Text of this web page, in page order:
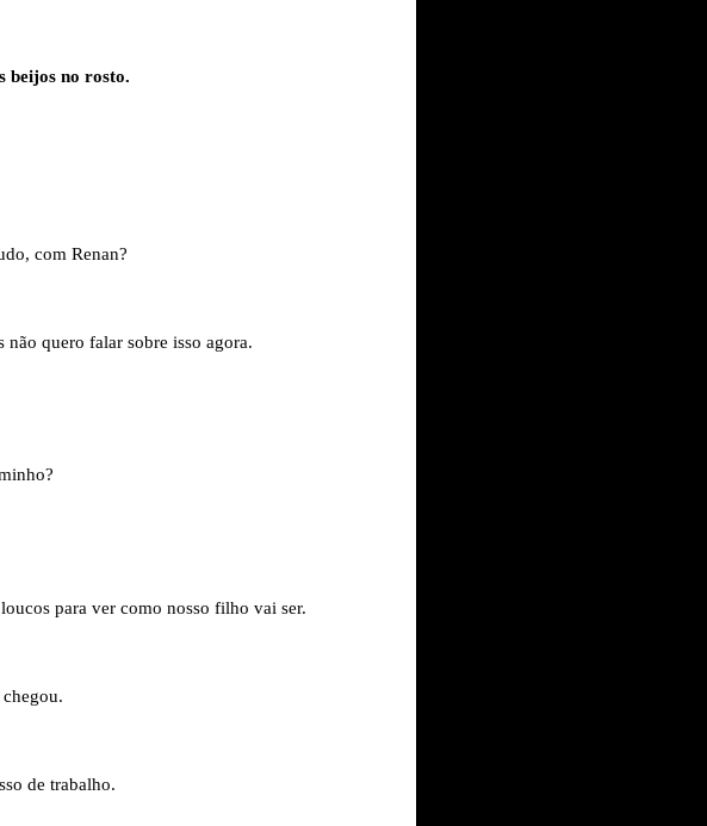
beijos no rosto.
com Renan?
quero falar sobre isso agora.
para ver como nosso filho vai ser.
de trabalho.